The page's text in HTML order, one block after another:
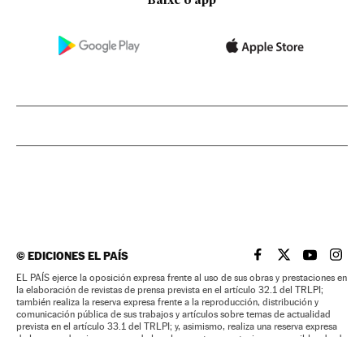
©EDICIONES EL PAÍS EL PAÍS BRASIL EN
EL PAÍSEL PAÍS
EL
EL PAÍS ejerce la oposición expresa frente al uso de sus obras y prestaciones en
la elaboración de revistas de prensa prevista en el artículo 32.1 del TRLPI;
también realiza la reserva expresa frente a la reproducción, distribución y
comunicación pública de sus trabajos y artículos sobre temas de actualidad
prevista en el artículo 33.1 del TRLPI; y, asimismo, realiza una reserva expresa